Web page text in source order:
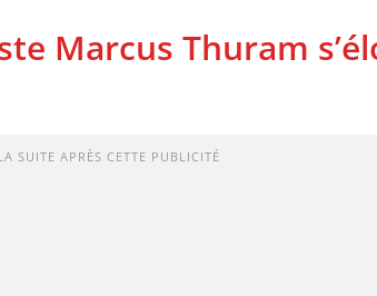
Marcus Thuram
SUITE APRÈS CETTE PUBLICITÉ